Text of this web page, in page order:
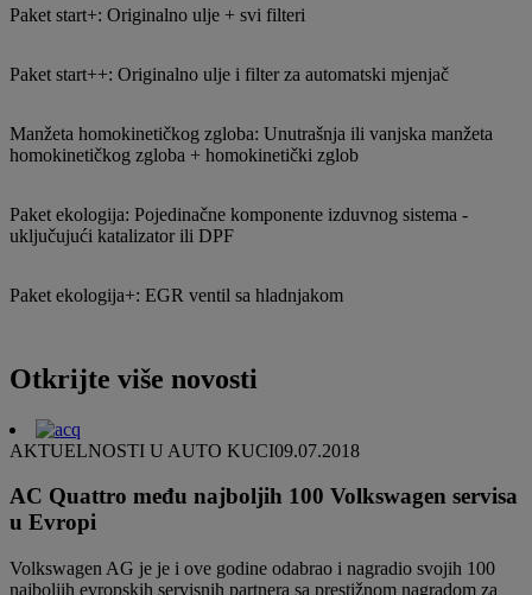
Paket start+: Originalno ulje + svi filteri
Paket start++: Originalno ulje i filter za automatski mjenjač
Manžeta homokinetičkog zgloba: Unutrašnja ili vanjska manžeta
homokinetičkog zgloba + homokinetički zglob
Paket ekologija: Pojedinačne komponente izduvnog sistema -
uključujući katalizator ili DPF
Paket ekologija+: EGR ventil sa hladnjakom
Otkrijte više novosti
AKTUELNOSTI U AUTO KUCI09.07.2018
AC Quattro među najboljih 100 Volkswagen servisa
u Evropi
Volkswagen AG je je i ove godine odabrao i nagradio svojih 100
najboljih evropskih servisnih partnera sa prestižnom nagradom za